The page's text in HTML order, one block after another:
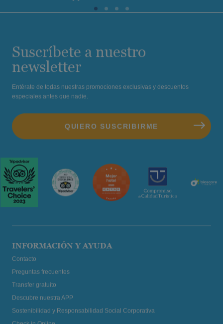
Suscríbete a nuestro
newsletter
Entérate de todas nuestras promociones exclusivas y descuentos
especiales antes que nadie.
INFORMACIÓN Y AYUDA
Contacto
Preguntas frecuentes
Transfer gratuito
Descubre nuestra APP
Sostenibilidad y Responsabilidad Social Corporativa
Check in Online